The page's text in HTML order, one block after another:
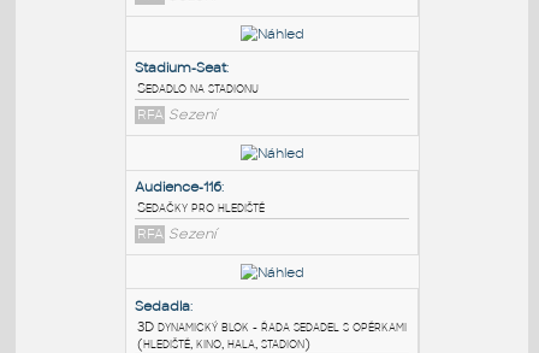
Theater-Seat:
Divadelní sedadlo, křeslo hlediště
RFA Sezení
Stadium-Seat:
Sedadlo na stadionu
RFA Sezení